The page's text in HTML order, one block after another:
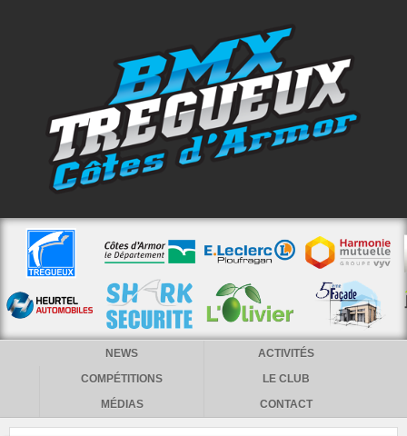
NEWS
ACTIVITÉS
COMPÉTITIONS
LE CLUB
MÉDIAS
CONTACT